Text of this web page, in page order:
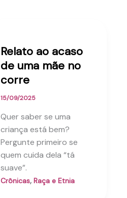
Relato ao acaso
de uma mãe no
corre
15/09/2025
Quer saber se uma
criança está bem?
Pergunte primeiro se
quem cuida dela “tá
suave”.
Crônicas, Raça e Etnia